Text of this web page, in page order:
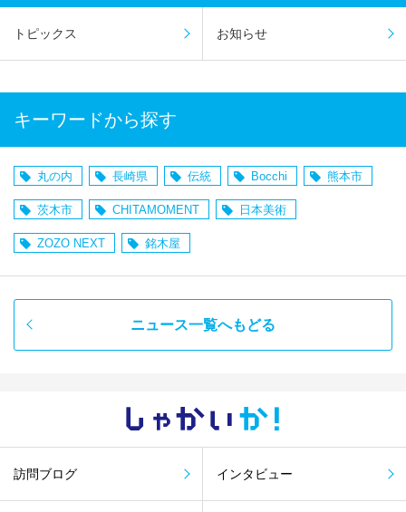
トピックス お知らせ
キーワードから探す
丸の内 長崎県 伝統 Bocchi 熊本市
茨木市 CHITAMOMENT 日本美術
ZOZO NEXT 銘木屋
ニュース一覧へもどる
しゃかい か！
訪問ブログ インタビュー